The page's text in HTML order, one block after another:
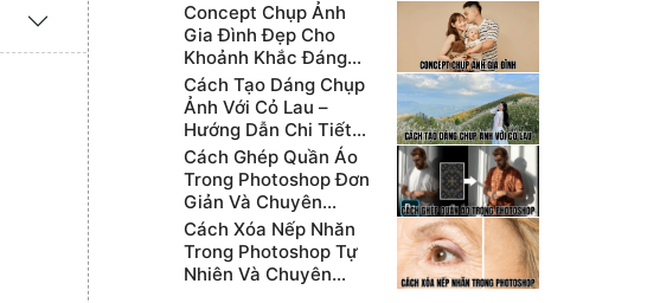
Expand
/
Collapse
Concept Chụp Ảnh
Gia Đình Đẹp Cho
Khoảnh Khắc Đáng
Nhớ Nhất
Cách Tạo Dáng Chụp
Ảnh Với Cỏ Lau –
Hướng Dẫn Chi Tiết
Cho Người Mới
Cách Ghép Quần Áo
Trong Photoshop Đơn
Giản Và Chuyên
Nghiệp
Cách Xóa Nếp Nhăn
Trong Photoshop Tự
Nhiên Và Chuyên